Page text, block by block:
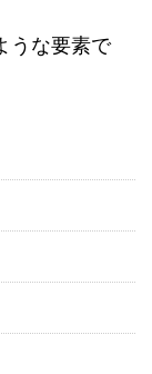
うな要素で